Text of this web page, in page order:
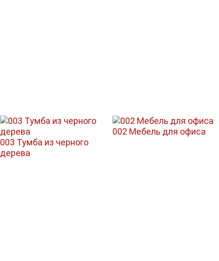
003 Тумба из черного
дерева
002 Мебель для офиса